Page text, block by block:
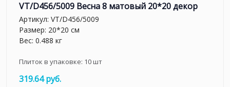
VT/D456/5009 Весна 8 матовый 20*20 декор
Артикул: VT/D456/5009
Размер: 20*20 см
Вес: 0.488 кг
Плиток в упаковке: 10шт
319.64 руб.